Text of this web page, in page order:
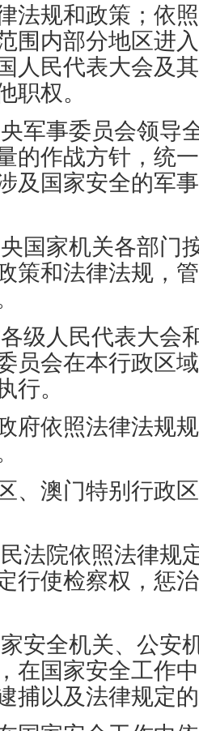
法规和政策；依
围内部分地区进
人民代表大会及
职权。
军事委员会领导
的作战方针，统
及国家安全的军
国家机关各部门
策和法律法规，
级人民代表大会
员会在本行政区
行。
府依照法律法规
、澳门特别行政
法院依照法律规
行使检察权，惩
安全机关、公安
在国家安全工作
捕以及法律规定